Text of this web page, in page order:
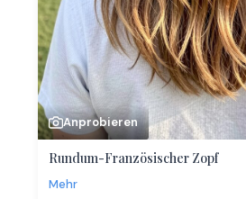
Anprobieren
Rundum-Französischer Zopf
Mehr